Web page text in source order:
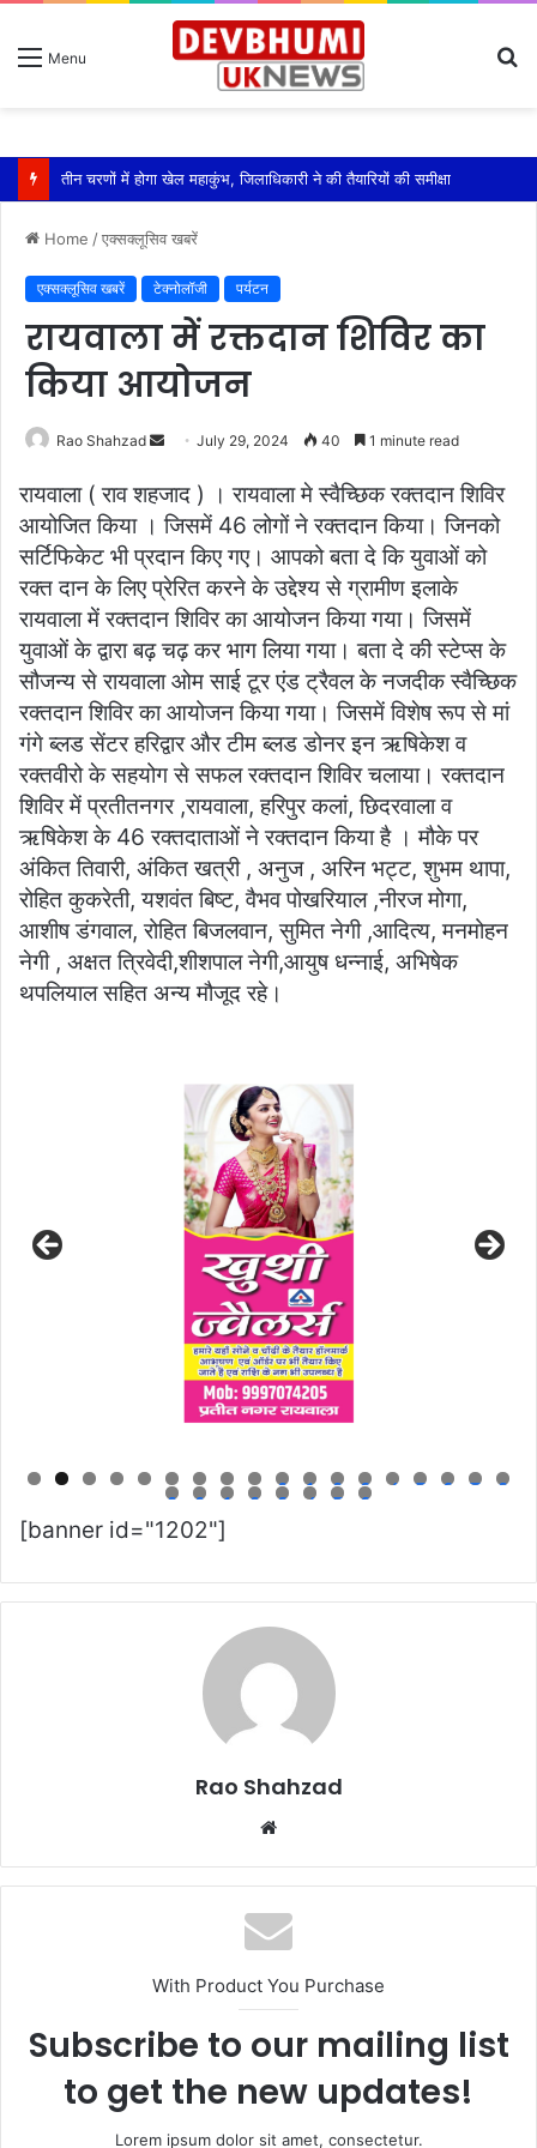
Menu
तीन चरणों में होगा खेल महाकुंभ, जिलाधिकारी ने की तैयारियों की समीक्षा
Home /एक्सक्लूसिव खबरें
एक्सक्लूसिव खबरें टेक्नोलॉजी पर्यटन
रायवाला में रक्तदान शिविर का
किया आयोजन
Rao Shahzad
Send
email
July 29, 2024 40 1 minute read
रायवाला ( राव शहजाद ) । रायवाला मे स्वैच्छिक रक्तदान शिविर
आयोजित किया । जिसमें 46 लोगों ने रक्तदान किया। जिनको
सर्टिफिकेट भी प्रदान किए गए। आपको बता दे कि युवाओं को
रक्त दान के लिए प्रेरित करने के उद्देश्य से ग्रामीण इलाके
रायवाला में रक्तदान शिविर का आयोजन किया गया। जिसमें
युवाओं के द्वारा बढ़ चढ़ कर भाग लिया गया। बता दे की स्टेप्स के
सौजन्य से रायवाला ओम साई टूर एंड ट्रैवल के नजदीक स्वैच्छिक
रक्तदान शिविर का आयोजन किया गया। जिसमें विशेष रूप से मां
गंगे ब्लड सेंटर हरिद्वार और टीम ब्लड डोनर इन ऋषिकेश व
रक्तवीरो के सहयोग से सफल रक्तदान शिविर चलाया। रक्तदान
शिविर में प्रतीतनगर ,रायवाला, हरिपुर कलां, छिदरवाला व
ऋषिकेश के 46 रक्तदाताओं ने रक्तदान किया है । मौके पर
अंकित तिवारी, अंकित खत्री , अनुज , अरिन भट्ट, शुभम थापा,
रोहित कुकरेती, यशवंत बिष्ट, वैभव पोखरियाल ,नीरज मोगा,
आशीष डंगवाल, रोहित बिजलवान, सुमित नेगी ,आदित्य, मनमोहन
नेगी , अक्षत त्रिवेदी,शीशपाल नेगी,आयुष धन्नाई, अभिषेक
थपलियाल सहित अन्य मौजूद रहे।
0 1 2 3 4 5 6 7 8
9 0 1 2 3 4 5 6
[banner id="1202"]
Rao Shahzad
Website
With Product You Purchase
Subscribe to our mailing list
to get the new updates!
Lorem ipsum dolor sit amet, consectetur.